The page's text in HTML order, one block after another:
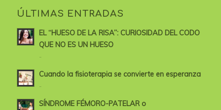
ÚLTIMAS ENTRADAS
EL “HUESO DE LA RISA”: CURIOSIDAD DEL CODO
QUE NO ES UN HUESO
-
Cuando la fisioterapia se convierte en esperanza
-
SÍNDROME FÉMORO-PATELAR o